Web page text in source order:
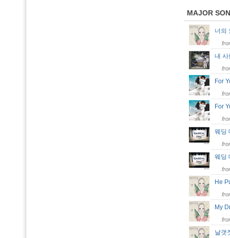
MAJOR
너의
내
For
For
웨딩
웨딩
He
My
날